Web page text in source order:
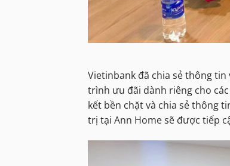
Vietinbank đã chia sẻ thông
trình ưu đãi dành riêng cho
kết bền chặt và chia sẻ thông
trị tại Ann Home sẽ được tiếp